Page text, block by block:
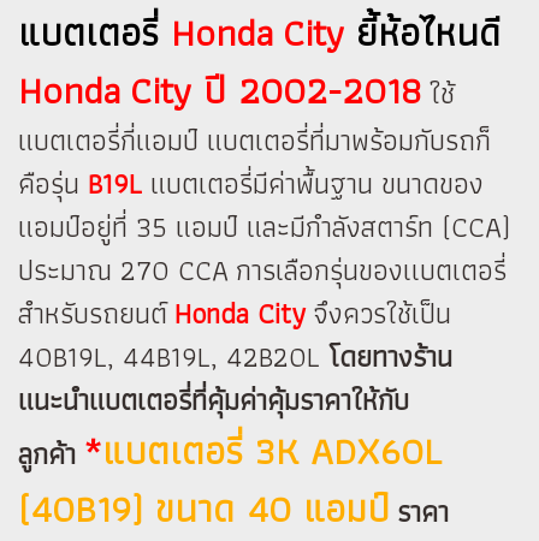
แบตเตอรี่ Honda City ยี้ห้อไหนดี
Honda City ปี 2002-2018ใช้
แบตเตอรี่กี่แอมป์ แบตเตอรี่ที่มาพร้อมกับรถก็
คือรุ่น B19L แบตเตอรี่มีค่าพื้นฐาน ขนาดของ
แอมป์อยู่ที่ 35 แอมป์ และมีกำลังสตาร์ท (CCA)
ประมาณ 270 CCA การเลือกรุ่นของเเบตเตอรี่
สำหรับรถยนต์Honda Cityจึงควรใช้เป็น
40B19L, 44B19L, 42B20L โดยทางร้าน
แนะนำแบตเตอรี่ที่คุ้มค่าคุ้มราคาให้กับ
ลูกค้า *แบตเตอรี่ 3K ADX60L
(40B19) ขนาด 40 แอมป์ ราคา